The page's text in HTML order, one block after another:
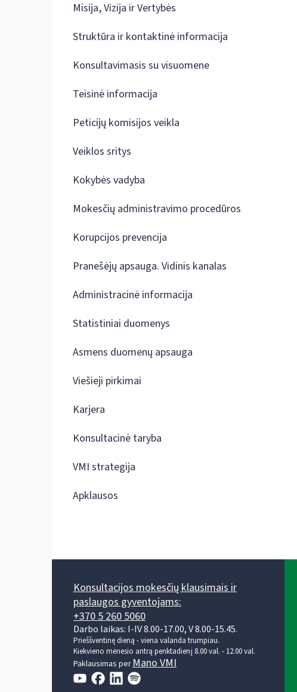
Misija, Vizija ir Vertybės
Struktūra ir kontaktinė informacija
Konsultavimasis su visuomene
Teisinė informacija
Peticijų komisijos veikla
Veiklos sritys
Kokybės vadyba
Mokesčių administravimo procedūros
Korupcijos prevencija
Pranešėjų apsauga. Vidinis kanalas
Administracinė informacija
Statistiniai duomenys
Asmens duomenų apsauga
Viešieji pirkimai
Karjera
Konsultacinė taryba
VMI strategija
Apklausos
Konsultacijos mokesčių klausimais ir
paslaugos gyventojams:
+370 5 260 5060
Darbo laikas: I-IV 8.00-17.00, V 8.00-15.45.
Prieššventinę dieną - viena valanda trumpiau.
Kiekvieno mėnesio antrą penktadienį 8.00 val. - 12.00 val.
Paklausimas perMano VMI